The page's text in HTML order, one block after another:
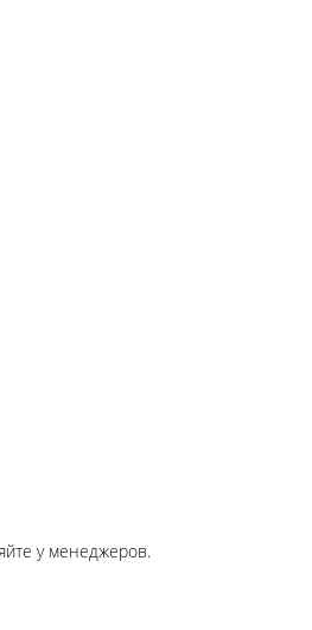
у менеджеров.